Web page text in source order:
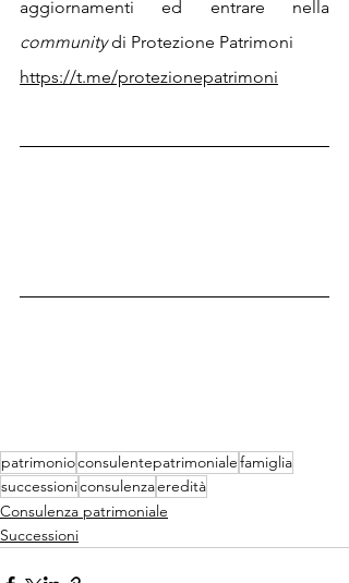
community di Protezione Patrimoni
https://t.me/protezionepatrimoni
patrimonioconsulentepatrimonialefamiglia
successioniconsulenzaeredità
Consulenza patrimoniale
Successioni